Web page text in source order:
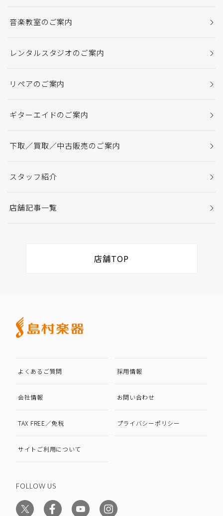
音楽教室のご案内
レンタルスタジオのご案内
リペアのご案内
ギターエイドのご案内
下取／買取／中古販売のご案内
スタッフ紹介
店舗記事一覧
店舗TOP
よくあるご質問 採用情報
会社情報 お問い合わせ
TAX FREE／免税 プライバシーポリシー
サイトご利用について
FOLLOW US